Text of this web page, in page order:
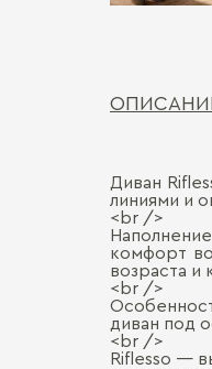
Диван
линиями и
<br />
комфорт
возраста и
<br />
диван под
<br />
Riflesso —